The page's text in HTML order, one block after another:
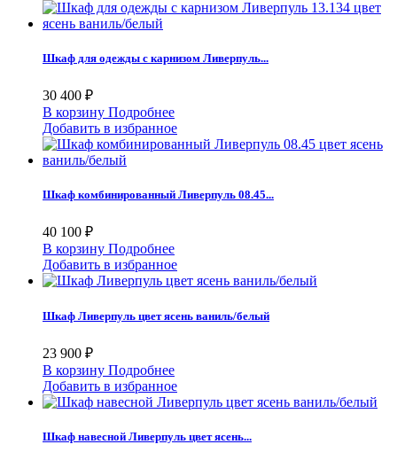
Шкаф для одежды с карнизом Ливерпуль...
30 400 ₽
В корзину Подробнее
Добавить в избранное
Шкаф комбинированный Ливерпуль 08.45...
40 100 ₽
В корзину Подробнее
Добавить в избранное
Шкаф Ливерпуль цвет ясень ваниль/белый
23 900 ₽
В корзину Подробнее
Добавить в избранное
Шкаф навесной Ливерпуль цвет ясень...